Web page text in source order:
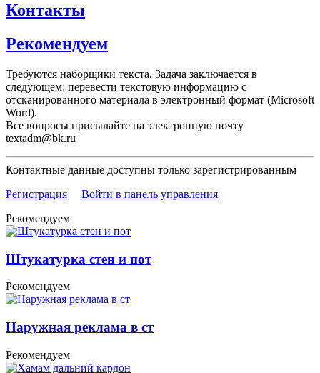
Контакты
Рекомендуем
Требуются наборщики текста. Задача заключается в
следующем: перевести текстовую информацию с
отсканированного материала в электронный формат (Microsoft
Word).
Все вопросы присылайте на электронную почту
textadm@bk.ru
Контактные данные доступны только зарегистрированным
Регистрация
Войти в панель управления
Рекомендуем
Штукатурка стен и пот
Рекомендуем
Наружная реклама в ст
Рекомендуем